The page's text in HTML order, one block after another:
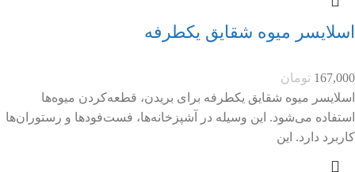
اسلایسر میوه شقایق یکطرفه
167,000 تومان
اسلایسر میوه شقایق یکطرفه برای بریدن، قطعه‌کردن میوه‌ها
استفاده می‌شود. این وسیله در آشپزخانه‌ها، فست‌فودها و رستوران‌ها
کاربرد دارد. این